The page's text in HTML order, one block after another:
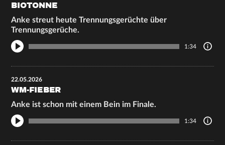
BIOTONNE
Anke streut heute Trennungsgerüchte über
Trennungsgerüche.
1:34
22.05.2026
WM-FIEBER
Anke ist schon mit einem Bein im Finale.
1:34